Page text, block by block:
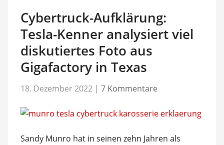
Cybertruck-Aufklärung:
Tesla-Kenner analysiert viel
diskutiertes Foto aus
Gigafactory in Texas
18. Dezember 2022 | 7 Kommentare
Sandy Munro hat in seinen zehn Jahren als